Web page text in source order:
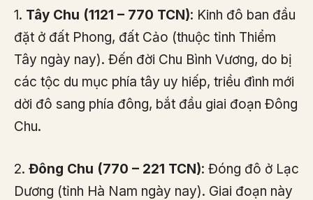
1. Tây Chu (1121 – 770 TCN): Kinh đô ban đầu
đặt ở đất Phong, đất Cảo (thuộc tỉnh Thiểm
Tây ngày nay). Đến đời Chu Bình Vương, do bị
các tộc du mục phía tây uy hiếp, triều đình mới
dời đô sang phía đông, bắt đầu giai đoạn Đông
Chu.
2. Đông Chu (770 – 221 TCN): Đóng đô ở Lạc
Dương (tỉnh Hà Nam ngày nay). Giai đoạn này